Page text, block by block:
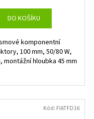
DO KOŠÍKU
komponentní
100 mm, 50/80 W,
montážní hloubka 45 mm
Kód: FIATFD16